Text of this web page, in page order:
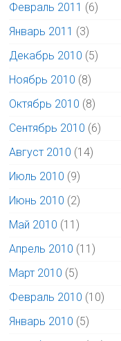
Февраль 2011 (6)
Январь 2011 (3)
Декабрь 2010 (5)
Ноябрь 2010 (8)
Октябрь 2010 (8)
Сентябрь 2010 (6)
Август 2010 (14)
Июль 2010 (9)
Июнь 2010 (2)
Май 2010 (11)
Апрель 2010 (11)
Март 2010 (5)
Февраль 2010 (10)
Январь 2010 (5)